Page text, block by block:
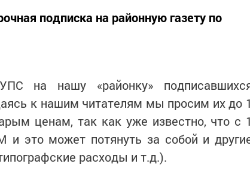
подписка на районную газету по
на нашу «районку»
к нашим читателям мы просим их до 1
ценам, так как уже известно, что с 1
это может потянуть за собой и
расходы и т.д.).